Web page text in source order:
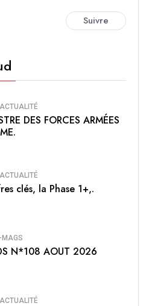
Suivre
ACTUALITÉ
DES FORCES ARMÉES
ACTUALITÉ
clés, la Phase 1+,.
MAGS
N*108 AOUT 2026
ACTUALITÉ